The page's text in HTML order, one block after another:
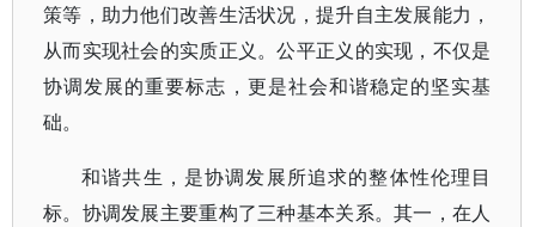
策等，助力他们改善生活状况，提升自主发展能力，
从而实现社会的实质正义。公平正义的实现，不仅是
协调发展的重要标志，更是社会和谐稳定的坚实基
础。
和谐共生，是协调发展所追求的整体性伦理目
标。协调发展主要重构了三种基本关系。其一，在人